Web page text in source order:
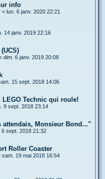
info
« lun. 6 janv. 2020 22:21
14 janv. 2019 22:16
dim. 6 janv. 2019 20:08
15 sept. 2018 14:06
Technic qui roule!
9 sept. 2018 23:14
attendais, Monsieur Bond..."
6 sept. 2018 21:32
Roller Coaster
sam. 19 mai 2018 16:54